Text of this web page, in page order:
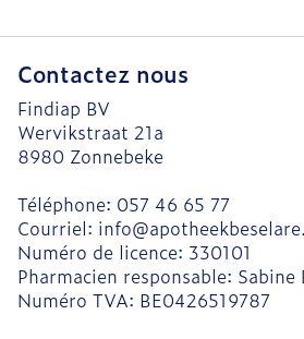
Contactez nous
Findiap BV
Wervikstraat 21a
8980 Zonnebeke
Téléphone: 057 46 65 77
Courriel: info@
Numéro de licence: 330101
Pharmacien responsable: Sabine
Numéro TVA: BE0426519787